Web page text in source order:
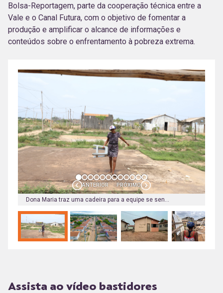
Bolsa-Reportagem, parte da cooperação técnica entre a
Vale e o Canal Futura, com o objetivo de fomentar a
produção e amplificar o alcance de informações e
conteúdos sobre o enfrentamento à pobreza extrema.
ANTERIOR PRÓXIMO
Assista ao vídeo bastidores